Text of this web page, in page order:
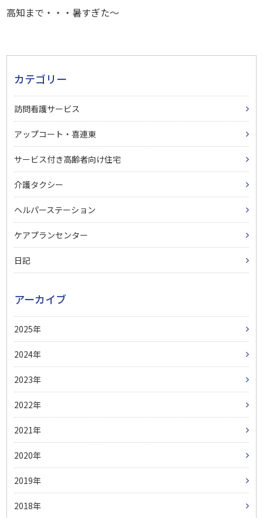
高知まで・・・暑すぎた～
カテゴリー
訪問看護サービス
アップコート・喜連東
サービス付き高齢者向け住宅
介護タクシー
ヘルパーステーション
ケアプランセンター
日記
アーカイブ
2025
2024
2023
2022
2021
2020
2019
2018